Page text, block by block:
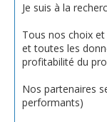
Je suis à la
Tous nos choix
et toutes les
profitabilité du
Nos partenaires
performants)